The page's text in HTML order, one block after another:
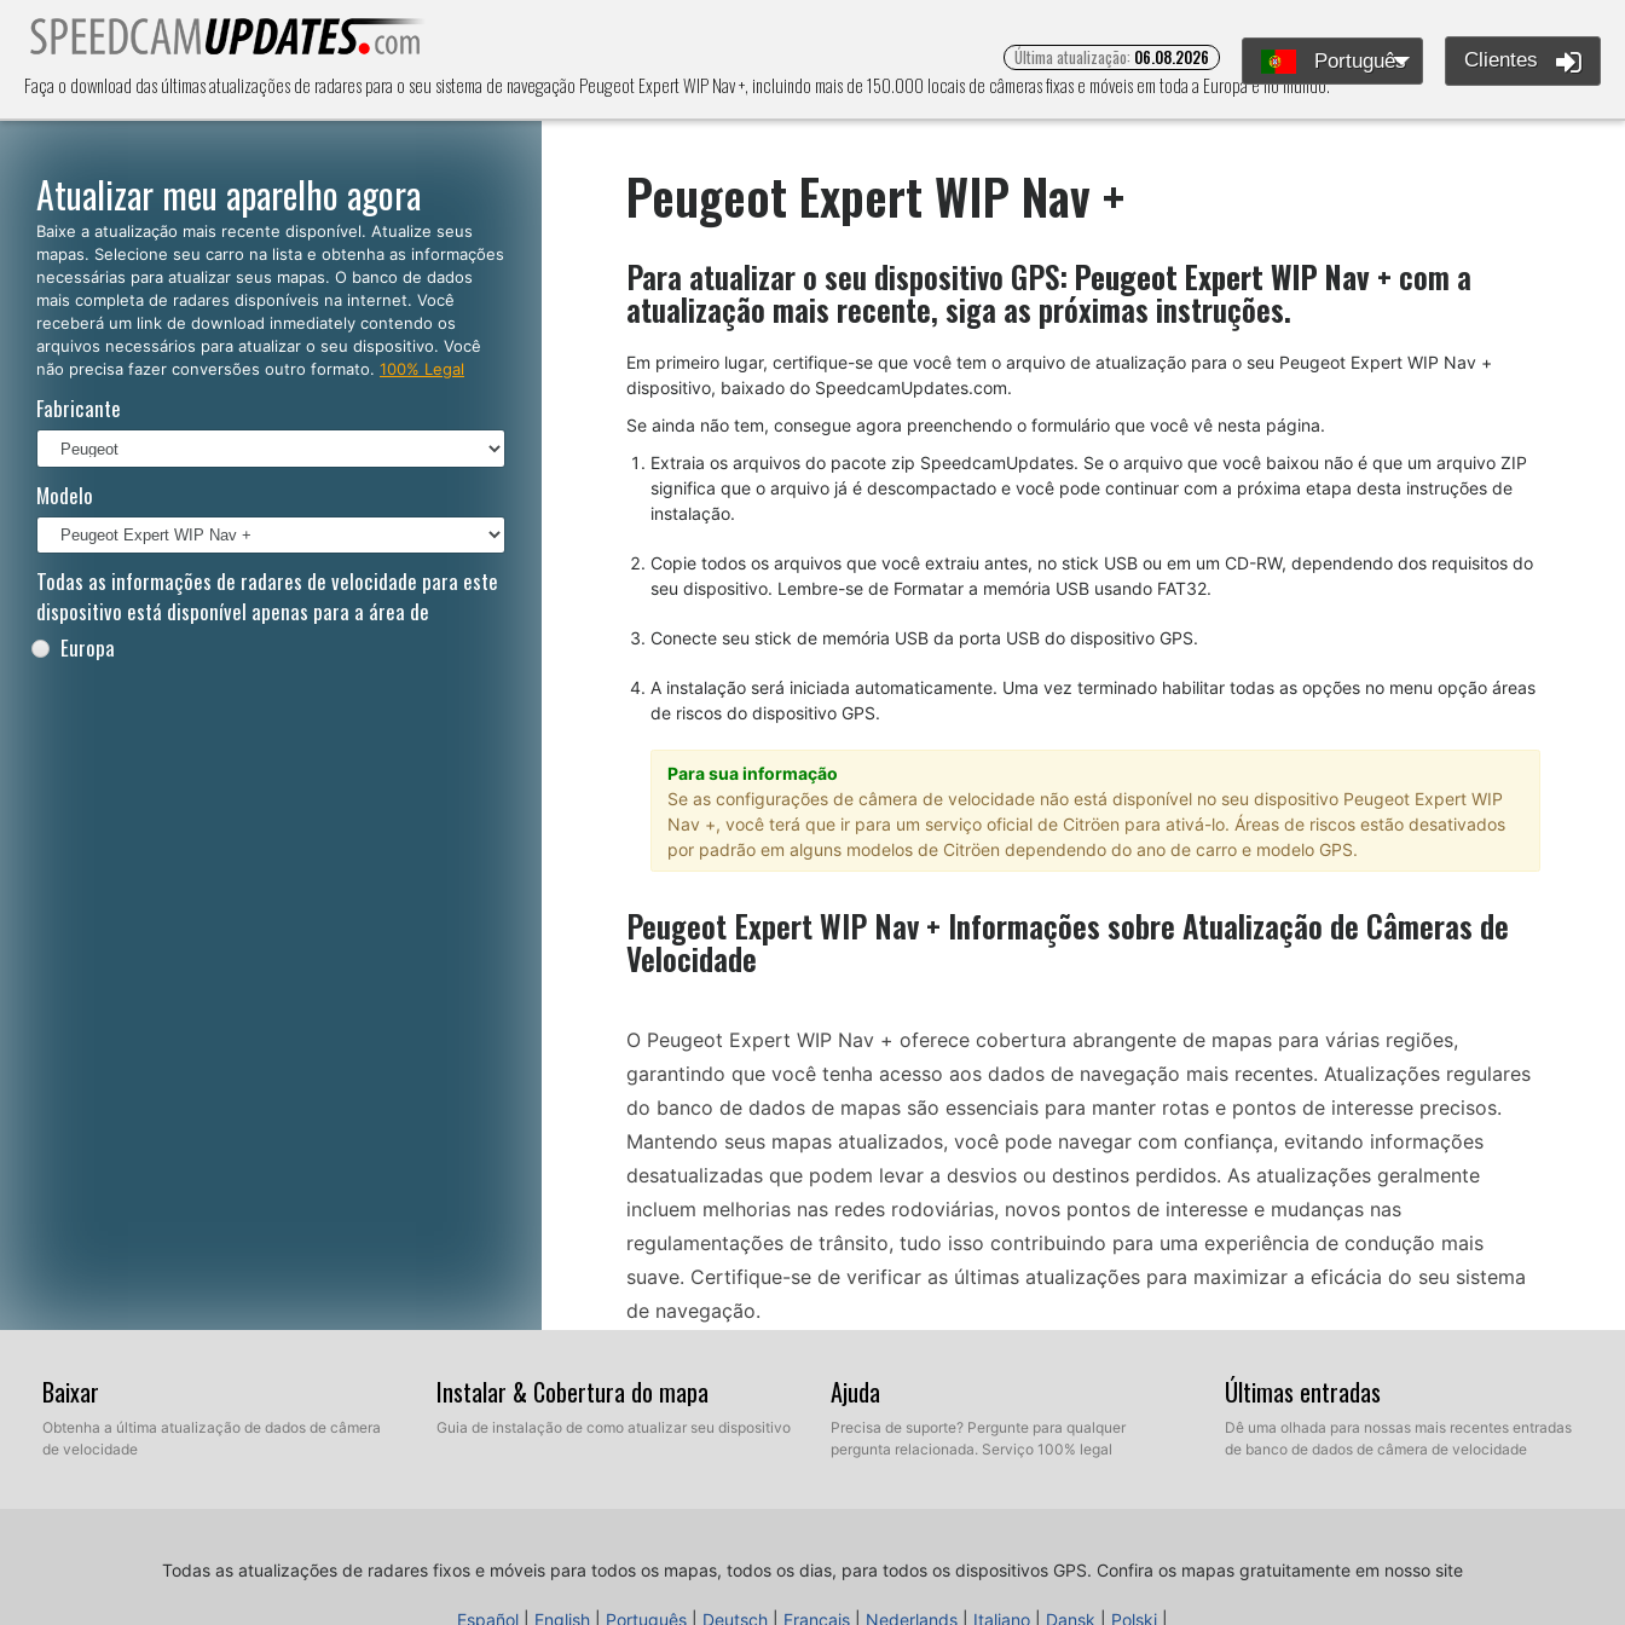
Faça o download das últimas atualizações de radares para o seu sistema de navegação Peugeot Expert WIP Nav +, incluindo mais de 150.000 locais de câmeras fixas e móveis em toda a Europa e no mundo.
Última atualização: 06.08.2026 Português Clientes
Atualizar meu aparelho agora
Baixe a atualização mais recente disponível. Atualize seus
mapas. Selecione seu carro na lista e obtenha as informações
necessárias para atualizar seus mapas. O banco de dados
mais completa de radares disponíveis na internet. Você
receberá um link de download inmediately contendo os
arquivos necessários para atualizar o seu dispositivo. Você
não precisa fazer conversões outro formato. 100% Legal
Fabricante
Modelo
Todas as informações de radares de velocidade para este
dispositivo está disponível apenas para a área de
Europa
Peugeot Expert WIP Nav +
Para atualizar o seu dispositivo GPS: Peugeot Expert WIP Nav + com a
atualização mais recente, siga as próximas instruções.
Em primeiro lugar, certifique-se que você tem o arquivo de atualização para o seu Peugeot Expert WIP Nav +
dispositivo, baixado do SpeedcamUpdates.com.
Se ainda não tem, consegue agora preenchendo o formulário que você vê nesta página.
Extraia os arquivos do pacote zip SpeedcamUpdates. Se o arquivo que você baixou não é que um arquivo ZIP
significa que o arquivo já é descompactado e você pode continuar com a próxima etapa desta instruções de
instalação.
Copie todos os arquivos que você extraiu antes, no stick USB ou em um CD-RW, dependendo dos requisitos do
seu dispositivo. Lembre-se de Formatar a memória USB usando FAT32.
Conecte seu stick de memória USB da porta USB do dispositivo GPS.
A instalação será iniciada automaticamente. Uma vez terminado habilitar todas as opções no menu opção áreas
de riscos do dispositivo GPS.
Para sua informação
Se as configurações de câmera de velocidade não está disponível no seu dispositivo Peugeot Expert WIP
Nav +, você terá que ir para um serviço oficial de Citröen para ativá-lo. Áreas de riscos estão desativados
por padrão em alguns modelos de Citröen dependendo do ano de carro e modelo GPS.
Peugeot Expert WIP Nav + Informações sobre Atualização de Câmeras de
Velocidade
O Peugeot Expert WIP Nav + oferece cobertura abrangente de mapas para várias regiões,
garantindo que você tenha acesso aos dados de navegação mais recentes. Atualizações regulares
do banco de dados de mapas são essenciais para manter rotas e pontos de interesse precisos.
Mantendo seus mapas atualizados, você pode navegar com confiança, evitando informações
desatualizadas que podem levar a desvios ou destinos perdidos. As atualizações geralmente
incluem melhorias nas redes rodoviárias, novos pontos de interesse e mudanças nas
regulamentações de trânsito, tudo isso contribuindo para uma experiência de condução mais
suave. Certifique-se de verificar as últimas atualizações para maximizar a eficácia do seu sistema
de navegação.
Atualizar o seu Peugeot Expert WIP Nav + mapas é um processo simples. Você pode facilmente
instalar as atualizações usando um pen drive USB ou cartão SD. Primeiro, baixe a atualização mais
recente do mapa na Peugeot Navigation Store ou em revendedores autorizados. Após o download,
atualização não seja interrompida. Após a instalação ser concluída, seu sistema de navegação
Baixar
Obtenha a última atualização de dados de câmera
de velocidade
Instalar & Cobertura do mapa
Guia de instalação de como atualizar seu dispositivo
Ajuda
Precisa de suporte? Pergunte para qualquer
pergunta relacionada. Serviço 100% legal
Últimas entradas
Dê uma olhada para nossas mais recentes entradas
de banco de dados de câmera de velocidade
Todas as atualizações de radares fixos e móveis para todos os mapas, todos os dias, para todos os dispositivos GPS. Confira os mapas gratuitamente em nosso site
Español English Português Deutsch Français Nederlands Italiano Dansk Polski